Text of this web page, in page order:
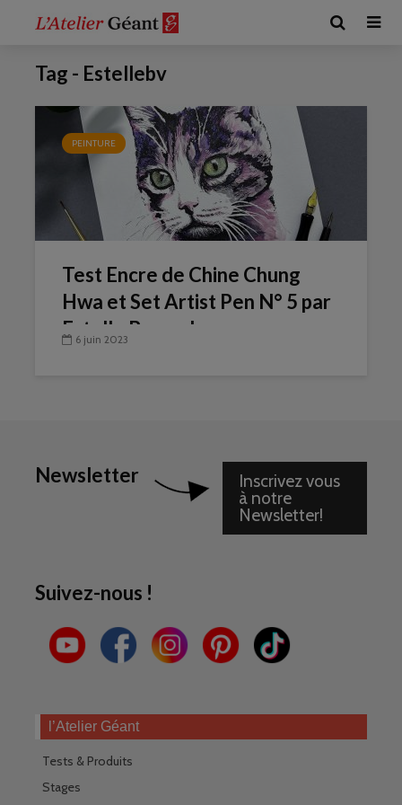
Tag - Estellebv
PEINTURE
Test Encre de Chine Chung
Hwa et Set Artist Pen N° 5 par
Estelle Beraud
6 juin 2023
Newsletter
Inscrivez vous
à notre
Newsletter!
Suivez-nous !
l’Atelier Géant
Tests & Produits
Stages